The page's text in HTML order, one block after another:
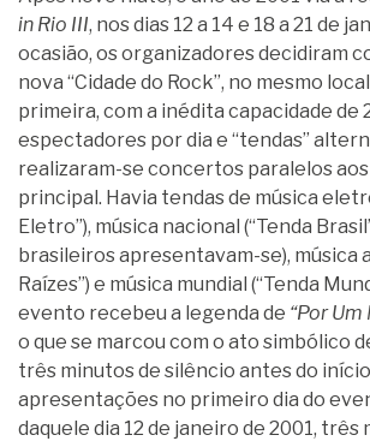
in Rio III, nos dias 12 a 14 e 18 a 21 de
ocasião, os organizadores decidiram
nova “Cidade do Rock”, no mesmo
primeira, com a inédita capacidade de
espectadores por dia e “tendas”
realizaram-se concertos paralelos
principal. Havia tendas de música
Eletro”), música nacional (“Tenda
brasileiros apresentavam-se), música
Raízes”) e música mundial (“Tenda
evento recebeu a legenda de “Por
o que se marcou com o ato simbólico
três minutos de silêncio antes do
apresentações no primeiro dia do
daquele dia 12 de janeiro de 2001, três